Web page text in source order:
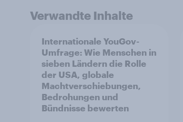
Verwandte Inhalte
Internationale YouGov-
Umfrage: Wie Menschen in
sieben Ländern die Rolle
der USA, globale
Machtverschiebungen,
Bedrohungen und
Bündnisse bewerten